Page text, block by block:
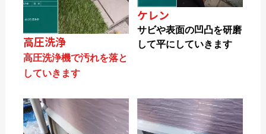
高圧洗浄
高圧洗浄機で汚れを落と
していきます
ケレン
サビや表面の凹凸を研磨
して平にしていきます